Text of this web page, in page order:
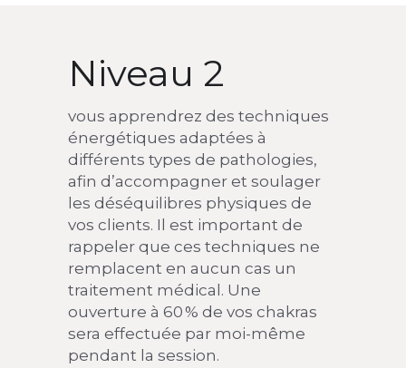
Niveau 2
vous apprendrez des techniques
énergétiques adaptées à
différents types de pathologies,
afin d’accompagner et soulager
les déséquilibres physiques de
vos clients. Il est important de
rappeler que ces techniques ne
remplacent en aucun cas un
traitement médical. Une
ouverture à 60 % de vos chakras
sera effectuée par moi-même
pendant la session.